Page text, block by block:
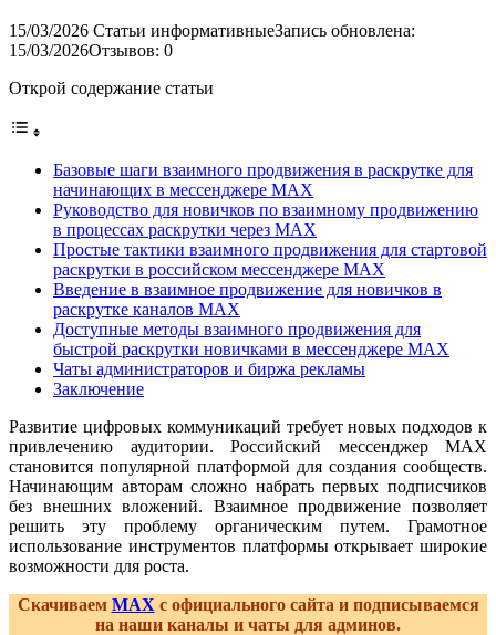
15/03/2026 Статьи информативныеЗапись обновлена:
15/03/2026Отзывов: 0
Открой содержание статьи
Базовые шаги взаимного продвижения в раскрутке для
начинающих в мессенджере MAX
Руководство для новичков по взаимному продвижению
в процессах раскрутки через MAX
Простые тактики взаимного продвижения для стартовой
раскрутки в российском мессенджере MAX
Введение в взаимное продвижение для новичков в
раскрутке каналов MAX
Доступные методы взаимного продвижения для
быстрой раскрутки новичками в мессенджере MAX
Чаты администраторов и биржа рекламы
Заключение
Развитие цифровых коммуникаций требует новых подходов к
привлечению аудитории. Российский мессенджер MAX
становится популярной платформой для создания сообществ.
Начинающим авторам сложно набрать первых подписчиков
без внешних вложений. Взаимное продвижение позволяет
решить эту проблему органическим путем. Грамотное
использование инструментов платформы открывает широкие
возможности для роста.
Скачиваем MAX с официального сайта и подписываемся
на наши каналы и чаты для админов.